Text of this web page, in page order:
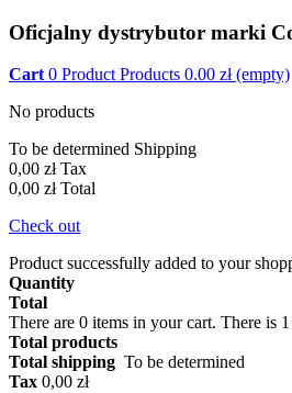
Oficjalny dystrybutor marki
Cart 0 Product Products 0.00 zł (empty)
No products
To be determined Shipping
0,00 zł Tax
0,00 zł Total
Check out
Product successfully added to your
Quantity
Total
There are 0 items in your cart. There is
Total products
Total shipping To be determined
Tax 0,00 zł